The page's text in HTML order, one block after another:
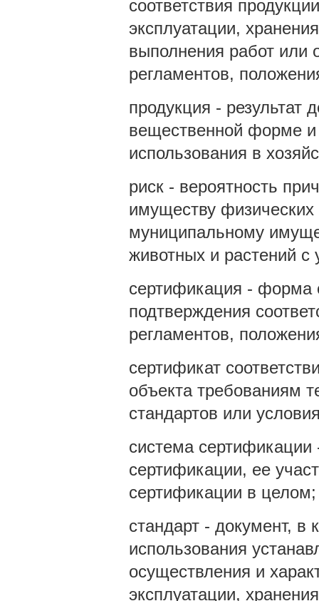
соответствия
эксплуатации,
выполнения работ или
регламентов,
продукция - результат
вещественной форме
использования в
риск - вероятность
имуществу
муниципальному
животных и растений с
сертификация - форма
подтверждения
регламентов,
сертификат
объекта требованиям
стандартов или
система сертификации
сертификации, ее
сертификации в целом;
стандарт - документ, в
использования
осуществления и
эксплуатации,